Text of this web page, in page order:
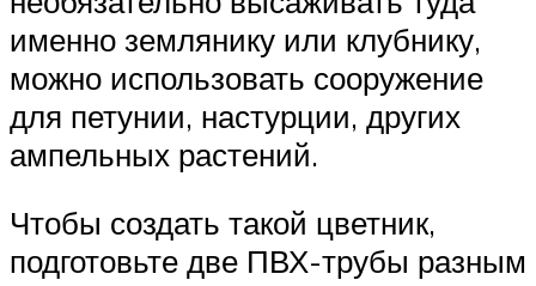
именно землянику или клубнику,
можно использовать сооружение
для петунии, настурции, других
ампельных растений.
Чтобы создать такой цветник,
подготовьте две ПВХ-трубы разным